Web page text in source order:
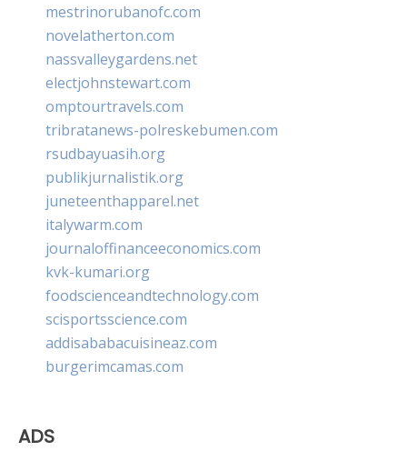
mestrinorubanofc.com
novelatherton.com
nassvalleygardens.net
electjohnstewart.com
omptourtravels.com
tribratanews-polreskebumen.com
rsudbayuasih.org
publikjurnalistik.org
juneteenthapparel.net
italywarm.com
journaloffinanceeconomics.com
kvk-kumari.org
foodscienceandtechnology.com
scisportsscience.com
addisababacuisineaz.com
burgerimcamas.com
ADS